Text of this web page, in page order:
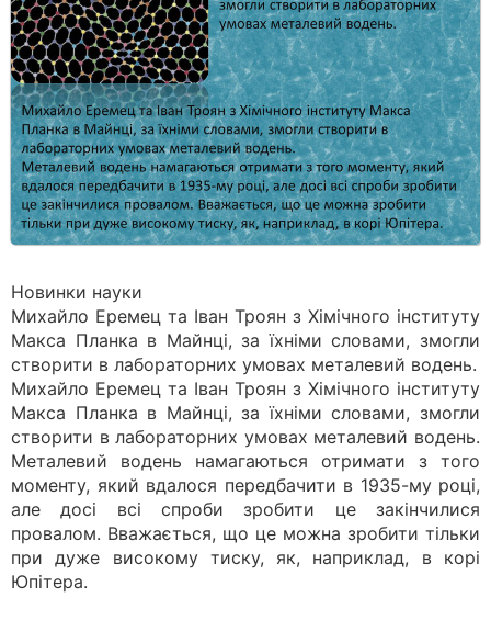
Новинки науки
Михайло Еремец та Іван Троян з Хімічного інституту
Макса Планка в Майнці, за їхніми словами, змогли
створити в лабораторних умовах металевий водень.
Михайло Еремец та Іван Троян з Хімічного інституту
Макса Планка в Майнці, за їхніми словами, змогли
створити в лабораторних умовах металевий водень.
Металевий водень намагаються отримати з того
моменту, який вдалося передбачити в 1935-му році,
але досі всі спроби зробити це закінчилися
провалом. Вважається, що це можна зробити тільки
при дуже високому тиску, як, наприклад, в корі
Юпітера.